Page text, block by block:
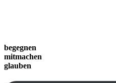
begegnen
mitmachen
glauben